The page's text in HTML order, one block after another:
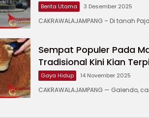
Berita Utama 3 Desember 2025
CAKRAWALAJAMPANG – Di tanah
Sempat Populer Pada
Tradisional Kini Kian
Gaya Hidup 14 November 2025
CAKRAWALAJAMPANG —